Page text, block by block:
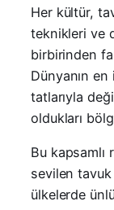
Her kültür,
teknikleri ve
birbirinden
Dünyanın
tatlarıyla
oldukları
Bu kapsamlı
sevilen
ülkelerde